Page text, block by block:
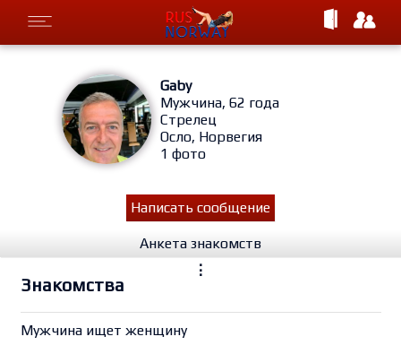
Gaby
Мужчина, 62 года
Стрелец
Осло, Норвегия
1 фото
Написать сообщение
Анкета знакомств
⋮
Знакомства
Мужчина ищет женщину